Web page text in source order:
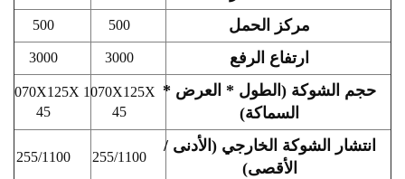
مركز الحمل 500
500
ارتفاع الرفع 3000
3000
حجم الشوكة (الطول * العرض *
السماكة)
1070X125X
45
1070X125X
45
انتشار الشوكة الخارجي (الأدنى /
الأقصى)
255/1100
255/1100